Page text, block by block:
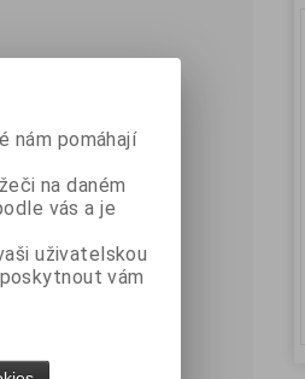
nám pomáhají
na daném
vás a je
uživatelskou
vám